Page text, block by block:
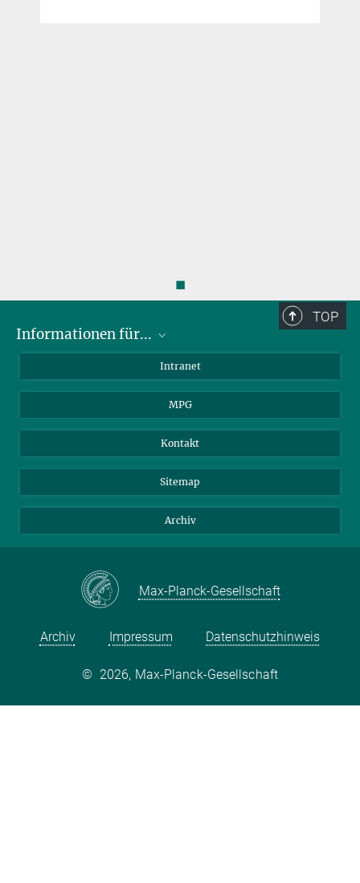
◼
TOP
Informationen für...
Studenten
Journalisten
Intranet
MPG
Kontakt
Sitemap
Archiv
Max-Planck-Gesellschaft
Archiv Impressum Datenschutzhinweis
© 2026, Max-Planck-Gesellschaft